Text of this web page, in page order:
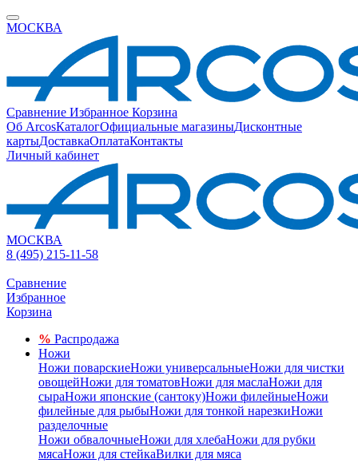
МОСКВА
Сравнение Избранное Корзина
Об ArcosКаталогОфициальные магазиныДисконтные
картыДоставкаОплатаКонтакты
Личный кабинет
МОСКВА
8 (495) 215-11-58
Сравнение
Избранное
Корзина
% Распродажа
Ножи
Ножи поварскиеНожи универсальныеНожи для чистки
овощейНожи для томатовНожи для маслаНожи для
сыраНожи японские (сантоку)Ножи филейныеНожи
филейные для рыбыНожи для тонкой нарезкиНожи
разделочные
Ножи обвалочныеНожи для хлебаНожи для рубки
мясаНожи для стейкаВилки для мяса